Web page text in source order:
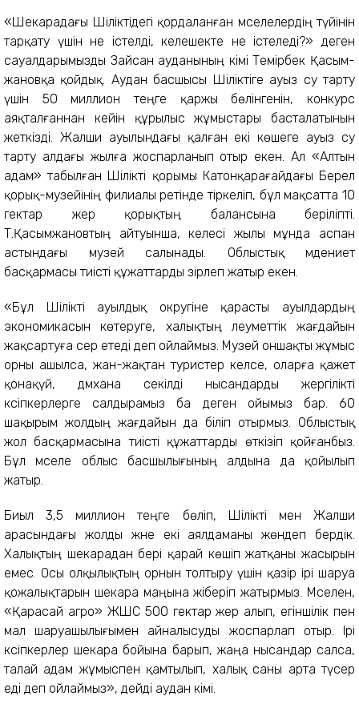
«Шекарадағы Шіліктідегі қор­даланған мәселелердің түйі­нін
тар­қату үшін не істелді, келе­шекте не істеледі?» деген
сауалдарымызды Зайсан ауда­ны­ның әкімі Темірбек Қасым­
жановқа қойдық. Аудан бас­шысы Шіліктіге ауыз су тарту
үшін 50 миллион теңге қаржы бөлінгенін, конкурс
аяқталғаннан кейін құрылыс жұмыстары бас­талатынын
жеткізді. Жалши ауылын­дағы қалған екі көшеге ауыз су
тарту алдағы жылға жос­парланып отыр екен. Ал «Алтын
адам» табылған Шілікті қоры­мы Катонқарағайдағы Берел
қо­рық-музейінің филиалы ретінде тір­келіп, бұл мақсатта 10
гектар жер қорықтың балансына бе­ріліпті.
Т.Қасымжановтың айтуынша, келесі жылы мұнда ас­пан
астындағы музей салынады. Обл­ыстық мәдениет
басқармасы тиісті құжаттарды әзірлеп жатыр екен.
«Бұл Шілікті ауылдық окру­гіне қарасты ауылдардың
экономикасын көтеруге, халық­тың әлеуметтік жағдайын
жақ­сар­туға әсер етеді деп ойлаймыз. Му­зей оншақты жұмыс
орны ашыл­са, жан-жақтан туристер кел­се, оларға қажет
қонақүй, дәм­хана секілді нысандарды жер­г­і­лікті
кәсіпкерлерге салдырамыз ба деген ойымыз бар. 60
шақырым жолдың жағдайын да біліп отырмыз. Облыстық
жол басқармасына тиісті құжаттарды өткізіп қойғанбыз.
Бұл мәселе облыс басшылығының алдына да қойылып
жатыр.
Биыл 3,5 миллион теңге бөліп, Шілікті мен Жалши
арасындағы жолды және екі аялдаманы жөндеп бердік.
Халықтың шекарадан бері қарай көшіп жатқаны жасырын
емес. Осы олқылықтың орнын тол­тыру үшін қазір ірі шаруа
қожалықтарын шекара маңына жіберіп жатырмыз. Мәселен,
«Қарасай агро» ЖШС 500 гектар жер алып, егіншілік пен
мал шаруашылығымен айналысуды жоспарлап отыр. Ірі
кәсіпкерлер шекара бойына барып, жаңа нысандар салса,
талай адам жұмыспен қамтылып, халық саны арта түсер
еді деп ойлаймыз», дейді аудан әкімі.